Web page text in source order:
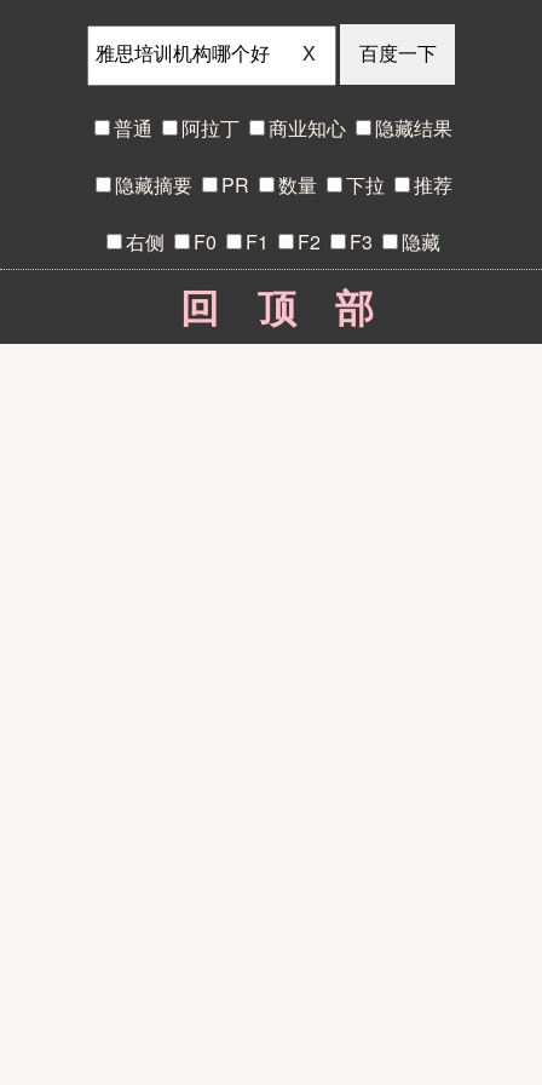
X
普通 阿拉丁 商业知心 隐藏结果
隐藏摘要 PR 数量 下拉 推荐
右侧 F0 F1 F2 F3 隐藏
回顶部